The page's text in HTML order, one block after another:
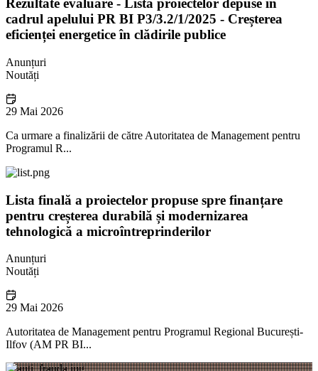
Rezultate evaluare - Lista proiectelor depuse în
cadrul apelului PR BI P3/3.2/1/2025 - Creșterea
eficienței energetice în clădirile publice
Anunțuri
Noutăți
29 Mai 2026
Ca urmare a finalizării de către Autoritatea de Management pentru
Programul R...
Lista finală a proiectelor propuse spre finanțare
pentru creșterea durabilă și modernizarea
tehnologică a microîntreprinderilor
Anunțuri
Noutăți
29 Mai 2026
Autoritatea de Management pentru Programul Regional București-
Ilfov (AM PR BI...